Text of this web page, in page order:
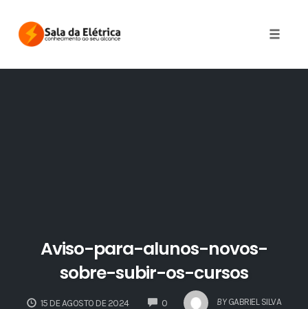
content
Aviso-para-alunos-novos-
sobre-subir-os-cursos
15 DE AGOSTO DE 2024 0COMMENTS BY GABRIEL SILVA